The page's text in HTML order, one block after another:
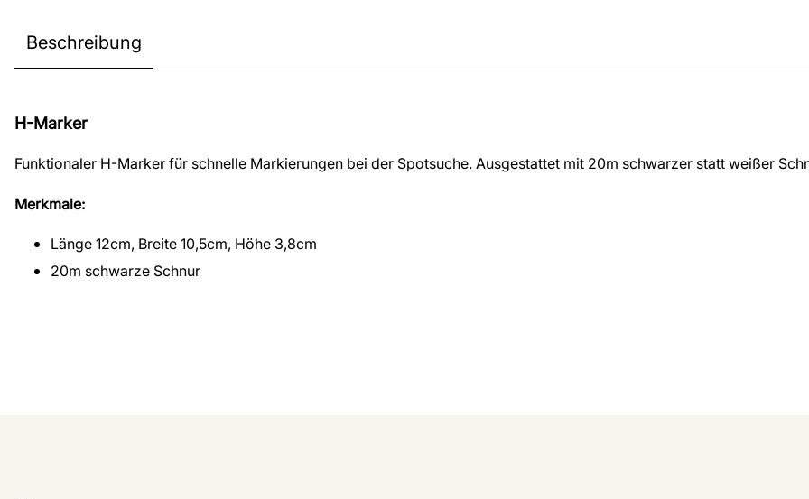
Beschreibung
H-Marker
Funktionaler H-Marker für schnelle Markierungen bei der Spotsuche. Ausgestattet mit 20m schwarzer statt weißer
Merkmale:
Länge 12cm, Breite 10,5cm, Höhe 3,8cm
20m schwarze Schnur